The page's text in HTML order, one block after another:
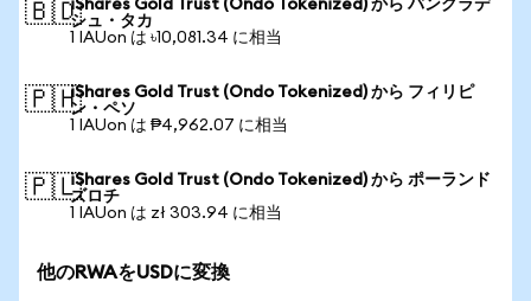
🇧🇩iShares Gold Trust (Ondo Tokenized) から バングラデ
シュ・タカ
1 IAUon は ৳10,081.34 に相当
🇵🇭iShares Gold Trust (Ondo Tokenized) から フィリピ
ン・ペソ
1 IAUon は ₱4,962.07 に相当
🇵🇱iShares Gold Trust (Ondo Tokenized) から ポーランド
ズロチ
1 IAUon は zł 303.94 に相当
他のRWAをUSDに変換